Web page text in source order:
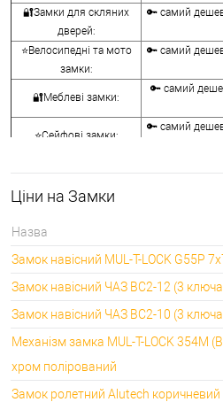
🔐Замки для скляних
дверей:
🔑 самий
⭐Велосипедні та мото
замки:
🔑 самий
🔐Меблеві замки:
🔑 самий
⭐Сейфові замки:
🔑 самий
🔐Кодові замки:
⭐Протипожежна
🔐Замки для ролетів:
🔑 самий
Ціни на Замки
Назва
Замок навісний MUL-T-LOCK G55P
Замок навісний ЧАЗ ВС2-12 (3
Замок навісний ЧАЗ ВС2-10 (3
Механізм замка MUL-T-LOCK 354M
хром полірований
Замок ролетний Alutech коричневий